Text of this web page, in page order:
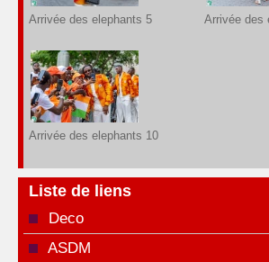
Arrivée des elephants 5 Arrivée des
Arrivée des elephants 10
Liste de liens
Deco
ASDM